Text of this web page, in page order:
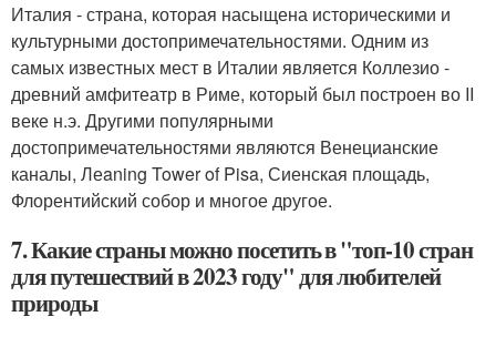
Италия - страна, которая насыщена историческими и
культурными достопримечательностями. Одним из
самых известных мест в Италии является Коллезио -
древний амфитеатр в Риме, который был построен во II
веке н.э. Другими популярными
достопримечательностями являются Венецианские
каналы, Леaning Tower of Pisa, Сиенская площадь,
Флорентийский собор и многое другое.
7. Какие страны можно посетить в "топ-10 стран
для путешествий в 2023 году" для любителей
природы